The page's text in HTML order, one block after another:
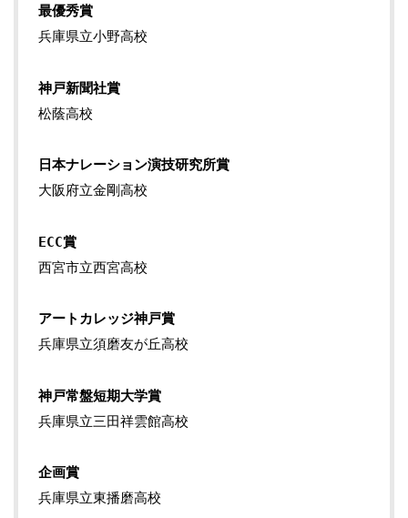
最優秀賞
兵庫県立小野高校
神戸新聞社賞
松蔭高校
日本ナレーション演技研究所賞
大阪府立金剛高校
ECC賞
西宮市立西宮高校
アートカレッジ神戸賞
兵庫県立須磨友が丘高校
神戸常盤短期大学賞
兵庫県立三田祥雲館高校
企画賞
兵庫県立東播磨高校